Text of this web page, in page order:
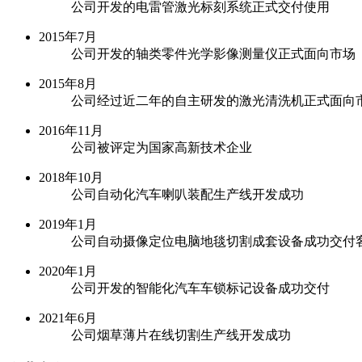
公司开发的电雷管激光标刻系统正式交付使用
2015年7月
公司开发的轴类零件光学影像测量仪正式面向市场
2015年8月
公司经过近二年的自主研发的激光清洗机正式面向
2016年11月
公司被评定为国家高新技术企业
2018年10月
公司自动化汽车喇叭装配生产线开发成功
2019年1月
公司自动摄像定位电脑地毯切割成套设备成功交付
2020年1月
公司开发的智能化汽车车锁标记设备成功交付
2021年6月
公司烟草薄片在线切割生产线开发成功